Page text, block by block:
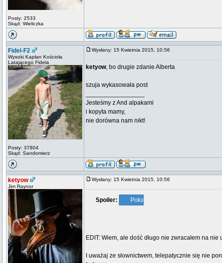
Posty: 2533
Skąd: Wieliczka
Fidel-F2
Wysoki Kapłan Kościoła
Latającego Fidela
Posty: 37804
Skąd: Sandomierz
Wysłany: 15 Kwietnia 2015, 10:56
ketyow, bo drugie zdanie Alberta
szuja wykasowała post
Jesteśmy z And alpakami
i kopyta mamy,
nie dorówna nam nikt!
ketyow
Jim Raynor
Wysłany: 15 Kwietnia 2015, 10:56
Spoiler:
EDIT: Wiem, ale dość długo nie zwracałem na nie
I uważaj ze słownictwem, telepatycznie się nie